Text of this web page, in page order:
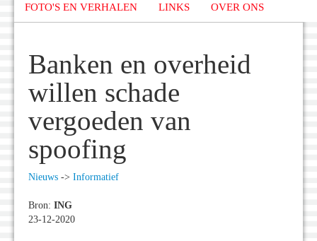
FOTO'S EN VERHALEN LINKS OVER ONS
Banken en overheid
willen schade
vergoeden van
spoofing
Nieuws -> Informatief
Bron: ING
23-12-2020